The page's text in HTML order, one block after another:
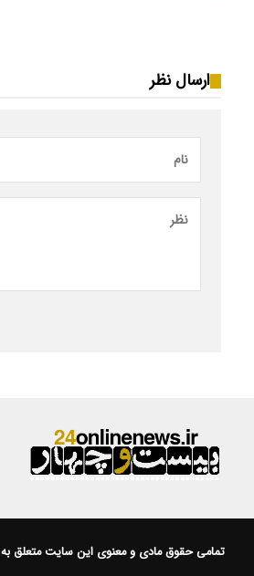
ارسال نظر
تمامی حقوق مادی و معنوی این سایت متعلق به